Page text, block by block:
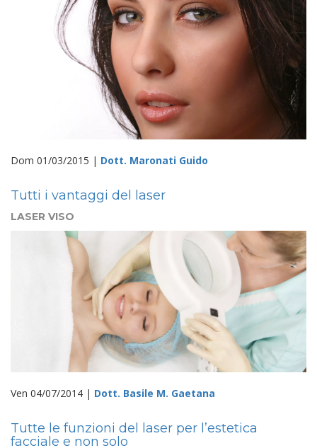
Dom 01/03/2015 | Dott. Maronati Guido
Tutti i vantaggi del laser
LASER VISO
Ven 04/07/2014 | Dott. Basile M. Gaetana
Tutte le funzioni del laser per l’estetica
facciale e non solo